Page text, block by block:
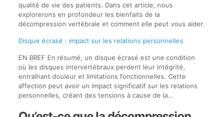
qualité de vie des patients. Dans cet article, nous
explorerons en profondeur les bienfaits de la
décompression vertébrale et comment elle peut vous aider.
Disque écrasé : impact sur les relations personnelles
EN BREF En résumé, un disque écrasé est une condition
où les disques intervertébraux perdent leur intégrité,
entraînant douleur et limitations fonctionnelles. Cette
affection peut avoir un impact significatif sur les relations
personnelles, créant des tensions à cause de la…